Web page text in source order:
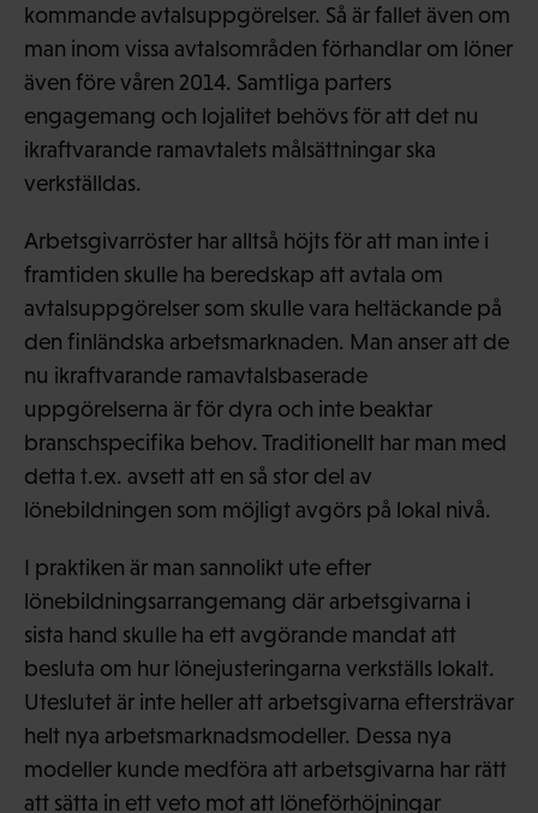
kommande avtalsuppgörelser. Så är fallet även om
man inom vissa avtalsområden förhandlar om löner
även före våren 2014. Samtliga parters
engagemang och lojalitet behövs för att det nu
ikraftvarande ramavtalets målsättningar ska
verkställdas.
Arbetsgivarröster har alltså höjts för att man inte i
framtiden skulle ha beredskap att avtala om
avtalsuppgörelser som skulle vara heltäckande på
den finländska arbetsmarknaden. Man anser att de
nu ikraftvarande ramavtalsbaserade
uppgörelserna är för dyra och inte beaktar
branschspecifika behov. Traditionellt har man med
detta t.ex. avsett att en så stor del av
lönebildningen som möjligt avgörs på lokal nivå.
I praktiken är man sannolikt ute efter
lönebildningsarrangemang där arbetsgivarna i
sista hand skulle ha ett avgörande mandat att
besluta om hur lönejusteringarna verkställs lokalt.
Uteslutet är inte heller att arbetsgivarna eftersträvar
helt nya arbetsmarknadsmodeller. Dessa nya
modeller kunde medföra att arbetsgivarna har rätt
att sätta in ett veto mot att löneförhöjningar